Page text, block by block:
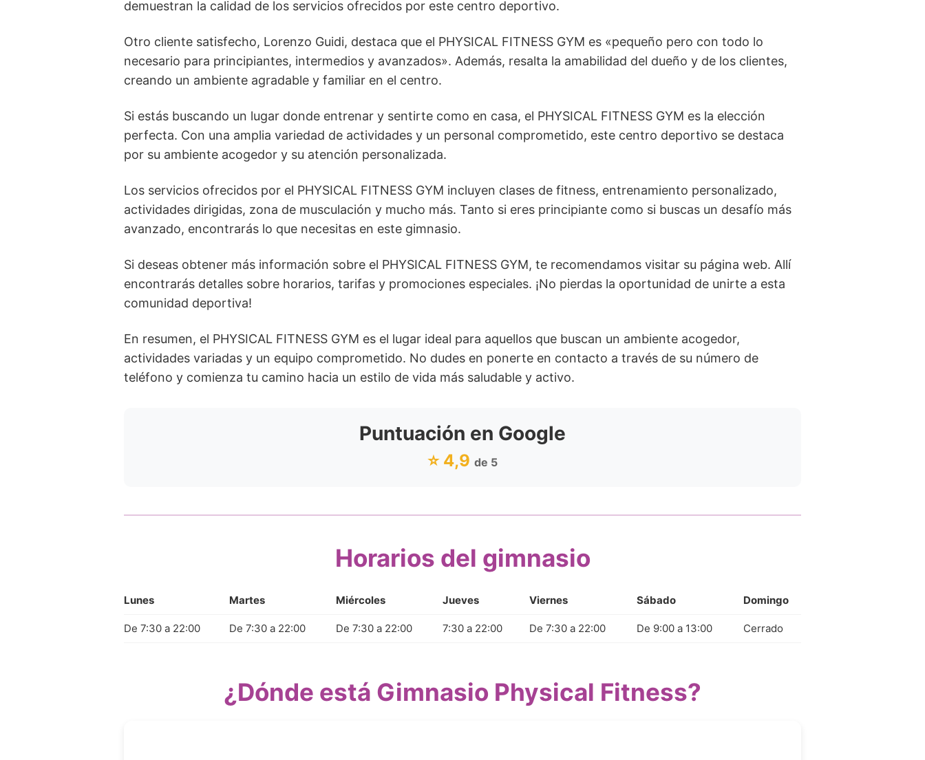
demuestran la calidad de los servicios ofrecidos por este centro deportivo.
Otro cliente satisfecho, Lorenzo Guidi, destaca que el PHYSICAL FITNESS GYM es «pequeño pero con todo lo
necesario para principiantes, intermedios y avanzados». Además, resalta la amabilidad del dueño y de los clientes,
creando un ambiente agradable y familiar en el centro.
Si estás buscando un lugar donde entrenar y sentirte como en casa, el PHYSICAL FITNESS GYM es la elección
perfecta. Con una amplia variedad de actividades y un personal comprometido, este centro deportivo se destaca
por su ambiente acogedor y su atención personalizada.
Los servicios ofrecidos por el PHYSICAL FITNESS GYM incluyen clases de fitness, entrenamiento personalizado,
actividades dirigidas, zona de musculación y mucho más. Tanto si eres principiante como si buscas un desafío más
avanzado, encontrarás lo que necesitas en este gimnasio.
Si deseas obtener más información sobre el PHYSICAL FITNESS GYM, te recomendamos visitar su página web. Allí
encontrarás detalles sobre horarios, tarifas y promociones especiales. ¡No pierdas la oportunidad de unirte a esta
comunidad deportiva!
En resumen, el PHYSICAL FITNESS GYM es el lugar ideal para aquellos que buscan un ambiente acogedor,
actividades variadas y un equipo comprometido. No dudes en ponerte en contacto a través de su número de
teléfono y comienza tu camino hacia un estilo de vida más saludable y activo.
Puntuación en Google
⭐ 4,9 de 5
Horarios del gimnasio
Lunes Martes Miércoles Jueves Viernes Sábado Domingo
De 7:30 a 22:00 De 7:30 a 22:00 De 7:30 a 22:00 7:30 a 22:00 De 7:30 a 22:00 De 9:00 a 13:00 Cerrado
¿Dónde está Gimnasio Physical Fitness?